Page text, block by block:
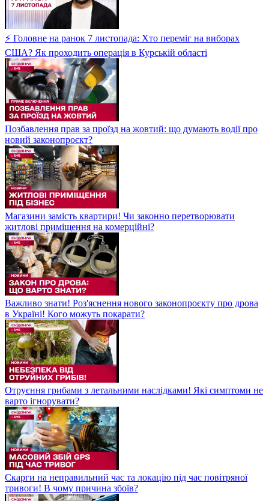
⚡ Головне на ранок 7 листопада: Хто переміг на виборах
США? Як проходить операція в Курській області
Позбавлення прав за проїзд на жовтий: що думають водії про
новий законопроєкт?
Магазини замість квартири! Чи законно перетворювати
житлові приміщення на комерційні?
Важливо знати! Роз'яснення нового законопроєкту про дрова
в Україні! Кого можуть покарати?
Отруєння грибами з летальними наслідками! Які симптоми не
варто ігнорувати?
Скарги на неправильний час та локацію під час повітряної
тривоги! В чому причина збоїв?